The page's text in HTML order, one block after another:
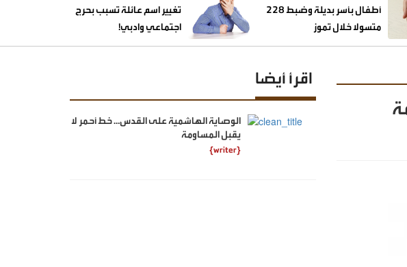
أطفال بأسر بديلة وضبط 228
متسولا خلال تموز
تغيير اسم عائلة تسبب بحرج
اجتماعي وادبي!
اقرأ أيضا
الوصاية الهاشمية على القدس… خط أحمر لا
يقبل المساومة
{writer}